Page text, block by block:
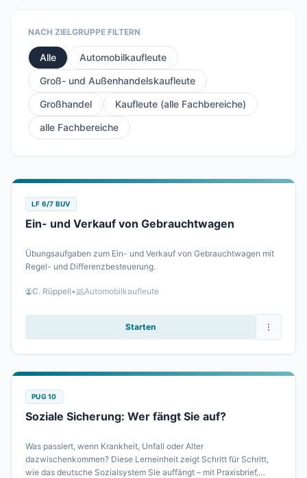
NACH ZIELGRUPPE FILTERN
Alle
Automobilkaufleute
Groß- und Außenhandelskaufleute
Großhandel
Kaufleute (alle Fachbereiche)
alle Fachbereiche
LF 6/7 BUV
Ein- und Verkauf von Gebrauchtwagen
Übungsaufgaben zum Ein- und Verkauf von Gebrauchtwagen mit
Regel- und Differenzbesteuerung.
C. Rüppell• Automobilkaufleute
Starten
PUG 10
Soziale Sicherung: Wer fängt Sie auf?
Was passiert, wenn Krankheit, Unfall oder Alter
dazwischenkommen? Diese Lerneinheit zeigt Schritt für Schritt,
wie das deutsche Sozialsystem Sie auffängt – mit Praxisbrief,